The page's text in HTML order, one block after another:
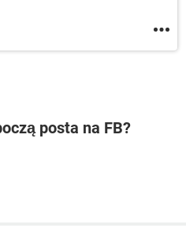
posta na FB?